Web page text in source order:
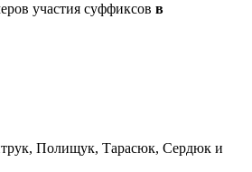
участия суффиксов в
Полищук, Тарасюк, Сердюк и